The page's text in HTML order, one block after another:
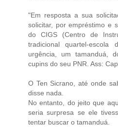
"Em resposta a sua
solicitar, por empréstimo e
do CIGS (Centro de
tradicional quartel-
urgência, um tamanduá,
cupins do seu PNR. Ass:
O Ten Sicrano, até onde
disse nada.
No entanto, do jeito que
seria surpresa se ele
tentar buscar o tamanduá.